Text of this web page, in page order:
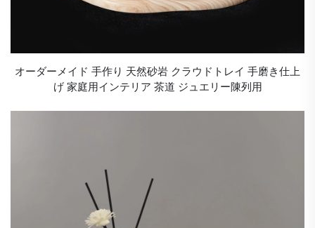
オーダーメイド 手作り 天然砂岩 クラウドトレイ 手磨き仕上
げ 家庭用インテリア 茶道 ジュエリー陳列用